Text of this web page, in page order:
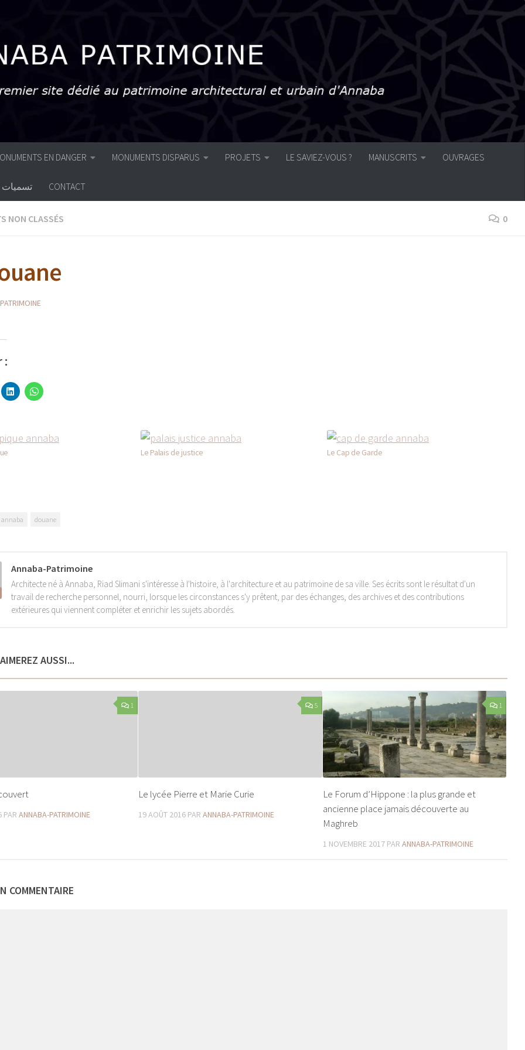
EN DANGER MONUMENTS DISPARUS PROJETS LE SAVIEZ-VOUS ? MANUSCRITS OUVRAGES
تسميات CONTACT
NON CLASSÉS 0
:
Le Palais de justice Le Cap de Garde
annaba douane
Annaba-Patrimoine
Architecte né à Annaba, Riad Slimani s'intéresse à l'histoire, à l'architecture et au patrimoine de sa ville. Ses écrits sont le résultat d'un
travail de recherche personnel, nourri, lorsque les circonstances s'y prêtent, par des échanges, des archives et des contributions
extérieures qui viennent compléter et enrichir les sujets abordés.
AUSSI...
1
PAR ANNABA-PATRIMOINE
5
Le lycée Pierre et Marie Curie
19 AOÛT 2016 PARANNABA-PATRIMOINE
1
Le Forum d’Hippone : la plus grande et
ancienne place jamais découverte au
Maghreb
1 NOVEMBRE 2017PAR ANNABA-PATRIMOINE
COMMENTAIRE